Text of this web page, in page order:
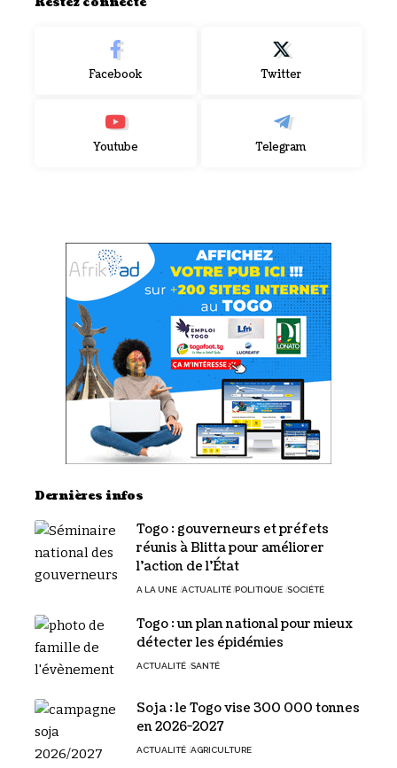
Facebook Twitter
Youtube Telegram
Dernières infos
Togo : gouverneurs et préfets
réunis à Blitta pour améliorer
l’action de l’État
A LA UNE ACTUALITÉ POLITIQUE SOCIÉTÉ
Togo : un plan national pour mieux
détecter les épidémies
ACTUALITÉ SANTÉ
Soja : le Togo vise 300 000 tonnes
en 2026-2027
ACTUALITÉ AGRICULTURE